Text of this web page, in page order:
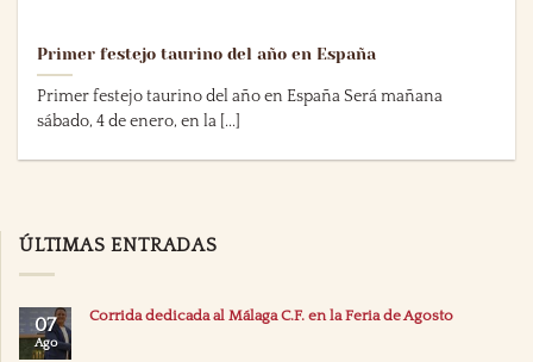
Primer festejo taurino del año en España
Primer festejo taurino del año en España Será mañana
sábado, 4 de enero, en la [...]
ÚLTIMAS ENTRADAS
07
Ago
Corrida dedicada al Málaga C.F. en la Feria de Agosto